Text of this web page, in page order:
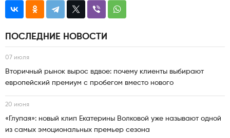
ПОСЛЕДНИЕ НОВОСТИ
07 июля
Вторичный рынок вырос вдвое: почему клиенты выбирают
европейский премиум с пробегом вместо нового
20 июня
«Глупая»: новый клип Екатерины Волковой уже называют одной
из самых эмоциональных премьер сезона